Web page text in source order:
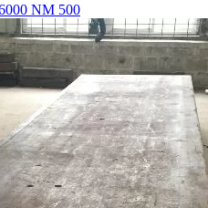
NM 500